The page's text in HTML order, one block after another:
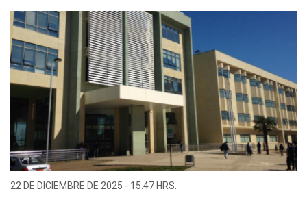
22 DE DICIEMBRE DE 2025 - 15:47 HRS.